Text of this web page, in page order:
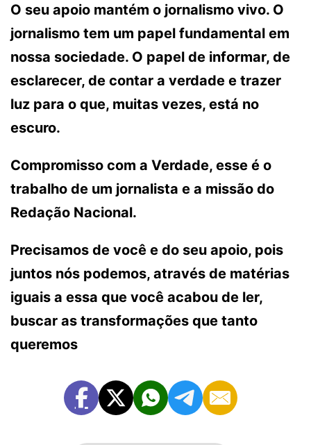
O seu apoio mantém o jornalismo vivo. O
jornalismo tem um papel fundamental em
nossa sociedade. O papel de informar, de
esclarecer, de contar a verdade e trazer
luz para o que, muitas vezes, está no
escuro.
Compromisso com a Verdade, esse é o
trabalho de um jornalista e a missão do
Redação Nacional.
Precisamos de você e do seu apoio, pois
juntos nós podemos, através de matérias
iguais a essa que você acabou de ler,
buscar as transformações que tanto
queremos